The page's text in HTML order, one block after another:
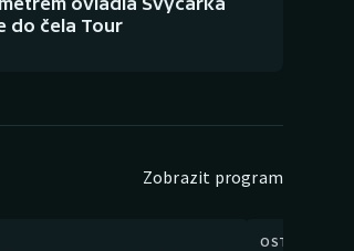
do čela Tour
Zobrazit program
OSTATNÍ